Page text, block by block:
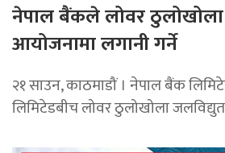
नेपाल बैंकले लोवर
आयोजनामा लगानी गर्ने
२१ साउन, काठमाडौं । नेपाल बैंक
लिमिटेडबीच लोवर ठुलोखोला